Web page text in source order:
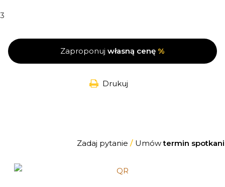
3
Zaproponuj własną cenę %
Drukuj
Zadaj pytanie /Umówtermin